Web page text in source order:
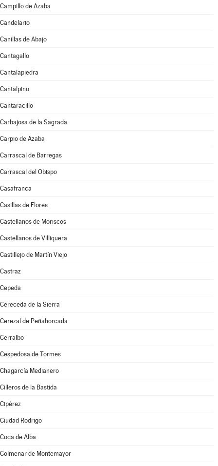
Campillo de Azaba
Candelario
Canillas de Abajo
Cantagallo
Cantalapiedra
Cantalpino
Cantaracillo
Carbajosa de la Sagrada
Carpio de Azaba
Carrascal de Barregas
Carrascal del Obispo
Casafranca
Casillas de Flores
Castellanos de Moriscos
Castellanos de Villiquera
Castillejo de Martín Viejo
Castraz
Cepeda
Cereceda de la Sierra
Cerezal de Peñahorcada
Cerralbo
Cespedosa de Tormes
Chagarcía Medianero
Cilleros de la Bastida
Cipérez
Ciudad Rodrigo
Coca de Alba
Colmenar de Montemayor